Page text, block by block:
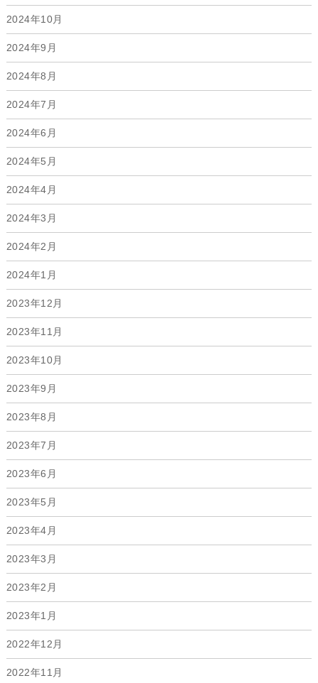
2024年10月
2024年9月
2024年8月
2024年7月
2024年6月
2024年5月
2024年4月
2024年3月
2024年2月
2024年1月
2023年12月
2023年11月
2023年10月
2023年9月
2023年8月
2023年7月
2023年6月
2023年5月
2023年4月
2023年3月
2023年2月
2023年1月
2022年12月
2022年11月